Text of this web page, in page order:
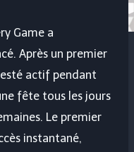
Game a
Après un premier
actif pendant
fête tous les jours
Le premier
instantané,